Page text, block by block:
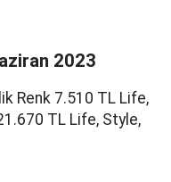
2023
Renk 7.510 TL Life,
TL Life, Style,